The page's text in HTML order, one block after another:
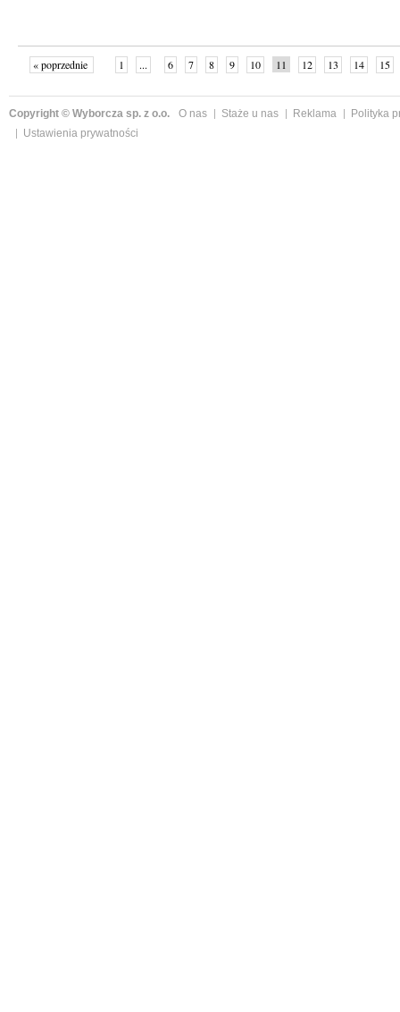
« poprzednie 1 ... 6 7 8 9 10 11 12 13 14 15
Copyright © Wyborcza sp. z o.o. O nas Staże u nas Reklama
Polityka
Ustawienia prywatności